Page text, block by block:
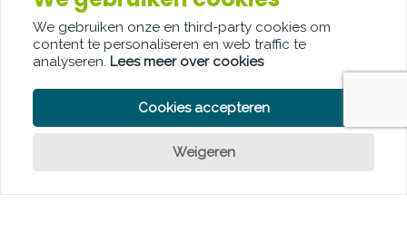
Over ons
Adverteren
Contact
We gebruiken onze en third-party cookies om
content te personaliseren en web traffic te
analyseren. Lees meer over cookies
Cookies accepteren
Weigeren